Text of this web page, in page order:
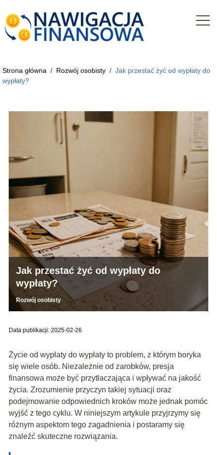
Strona główna / Rozwój osobisty / Jak przestać żyć od wypłaty do
wypłaty?
Jak przestać żyć od wypłaty do
wypłaty?
Rozwój osobisty
Data publikacji: 2025-02-26
Życie od wypłaty do wypłaty to problem, z którym boryka
się wiele osób. Niezależnie od zarobków, presja
finansowa może być przytłaczająca i wpływać na jakość
życia. Zrozumienie przyczyn takiej sytuacji oraz
podejmowanie odpowiednich kroków może jednak pomóc
wyjść z tego cyklu. W niniejszym artykule przyjrzymy się
różnym aspektom tego zagadnienia i postaramy się
znaleźć skuteczne rozwiązania.